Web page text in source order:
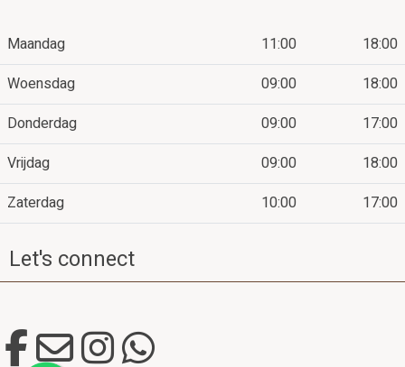
Maandag 11:00
18:00
Woensdag
09:00
18:00
Donderdag
09:00
17:00
Vrijdag
09:00
18:00
Zaterdag
10:00 17:00
Let's connect